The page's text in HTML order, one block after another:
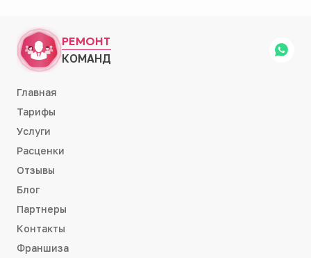
РЕМОНТ
КОМАНД
Главная
Тарифы
Услуги
Расценки
Отзывы
Блог
Партнеры
Контакты
Франшиза